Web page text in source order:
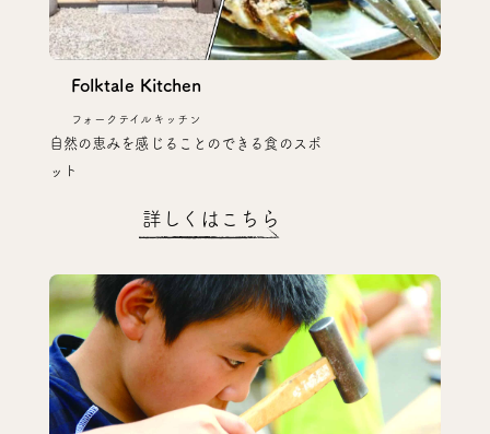
Folktale Kitchen
フォークテイルキッチン
自然の恵みを感じることのできる食のスポ
ット
詳しくはこちら